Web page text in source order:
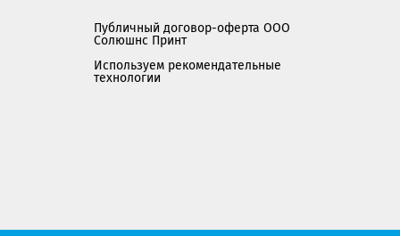
Публичный договор-оферта ООО
Солюшнс Принт
Используем рекомендательные
технологии